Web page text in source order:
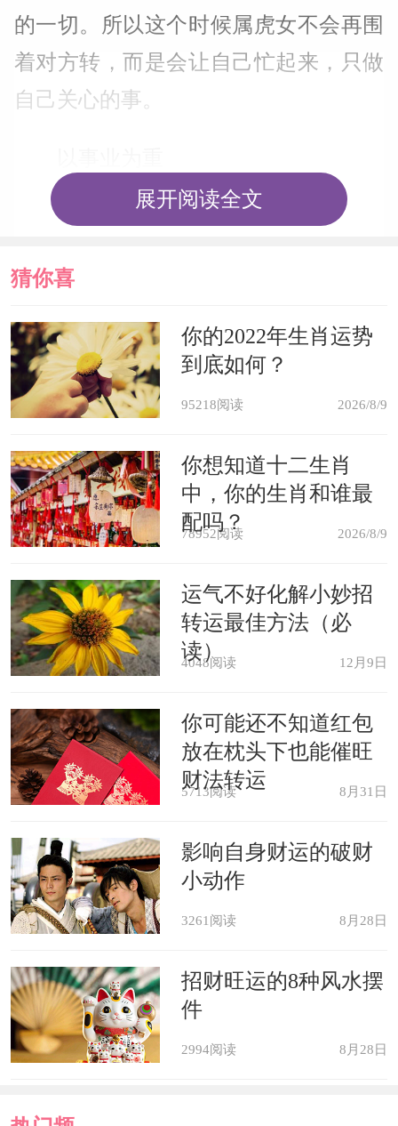
的一切。所以这个时候属虎女不会再围
着对方转，而是会让自己忙起来，只做
自己关心的事。
属虎女以前是一个特别有事业心的
职场上她们也是非常受领导赏识的，只
不过是结婚以后她们倾向于回归家庭，
所以并没有那么强的打拼精神了。而现
在面对不重视自己的爱人，属虎女不再
业上。
什么家务都不管
面对不重视自己的丈夫，属虎女可
不是那种逆来顺受的性子，既然这样的
话那就各过各的好了，看看谁能活得更
好。所以属虎女不会再承包家务活，大
不了两个人平分这些工作，不然凭什么
让她们多付出还得不到认可，所以属虎
再忙前忙后了。
让对方一个人生活
属虎女比较大气，她们面对丈夫的
不重视并不会大吵大闹，想要质问对方
到底是为什么。相反属虎女会选择彻底
展开阅读全文
猜你喜
欢
你的2022年生肖运势
到底如何？
95218阅读 2026/8/9
你想知道十二生肖
中，你的生肖和谁最
配吗？
78952阅读 2026/8/9
运气不好化解小妙招
转运最佳方法（必
读）
4048阅读 12月9日
你可能还不知道红包
放在枕头下也能催旺
财法转运
5713阅读 8月31日
影响自身财运的破财
小动作
3261阅读 8月28日
招财旺运的8种风水摆
件
2994阅读 8月28日